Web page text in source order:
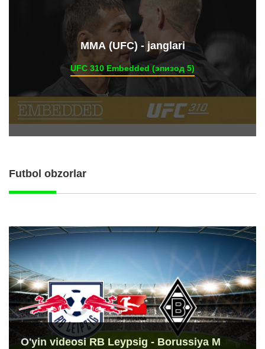
ММА (UFC) - janglari
UFC 310 Embedded (эпизод 5)
Futbol obzorlar
O'yin videosi RB Leypsig - Borussiya M